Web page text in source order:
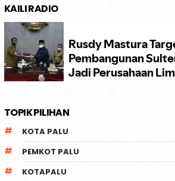
KAILI RADIO
TOPIK PILIHAN
KOTA PALU
PEMKOT PALU
KOTAPALU